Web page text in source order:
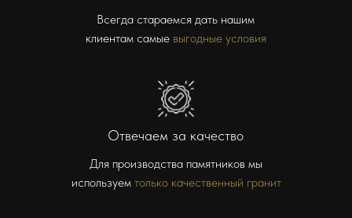
Отвечаем за качество
Для производства памятников мы
используем только качественный гранит
Всегда стараемся дать нашим
клиентам самые выгодные условия